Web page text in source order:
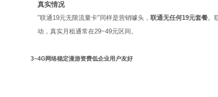
真实情况
"联通19元无限流量卡"同样是营销噱头， 联通无任何19元套餐。
动，真实月租通常在29~49元区间。
3~4G网络稳定漫游资费低企业用户友好